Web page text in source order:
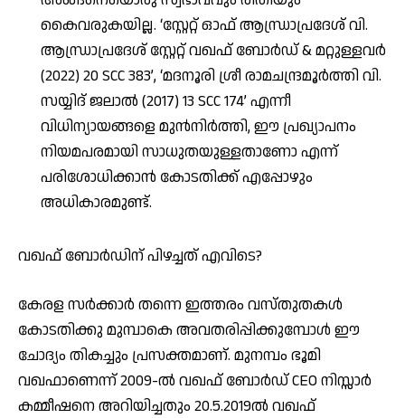
കൈവരുകയില്ല. ‘സ്റ്റേറ്റ് ഓഫ് ആന്ധ്രാപ്രദേശ് വി.
ആന്ധ്രാപ്രദേശ് സ്റ്റേറ്റ് വഖഫ് ബോർഡ് & മറ്റുള്ളവർ
(2022) 20 SCC 383’, ‘മദനൂരി ശ്രീ രാമചന്ദ്രമൂർത്തി വി.
സയ്യിദ് ജലാൽ (2017) 13 SCC 174’ എന്നീ
വിധിന്യായങ്ങളെ മുൻനിർത്തി, ഈ പ്രഖ്യാപനം
നിയമപരമായി സാധുതയുള്ളതാണോ എന്ന്
പരിശോധിക്കാൻ കോടതിക്ക് എപ്പോഴും
അധികാരമുണ്ട്.
വഖഫ് ബോർഡിന് പിഴച്ചത് എവിടെ?
കേരള സർക്കാർ തന്നെ ഇത്തരം വസ്തുതകൾ
കോടതിക്കു മുമ്പാകെ അവതരിപ്പിക്കുമ്പോൾ ഈ
ചോദ്യം തികച്ചും പ്രസക്തമാണ്. മുനമ്പം ഭൂമി
വഖഫാണെന്ന് 2009-ൽ വഖഫ് ബോർഡ് CEO നിസ്സാർ
കമ്മീഷനെ അറിയിച്ചതും 20.5.2019ൽ വഖഫ്